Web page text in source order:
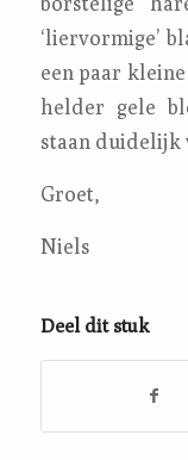
‘liervormige’
een paar
helder gele
staan duidelijk
Groet,
Niels
Deel dit stuk